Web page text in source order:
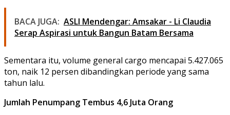
BACA JUGA: ASLI Mendengar: Amsakar - Li Claudia
Serap Aspirasi untuk Bangun Batam Bersama
Sementara itu, volume general cargo mencapai 5.427.065
ton, naik 12 persen dibandingkan periode yang sama
tahun lalu.
Jumlah Penumpang Tembus 4,6 Juta Orang